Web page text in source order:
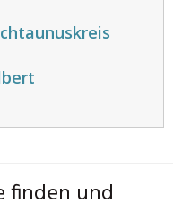
finden und